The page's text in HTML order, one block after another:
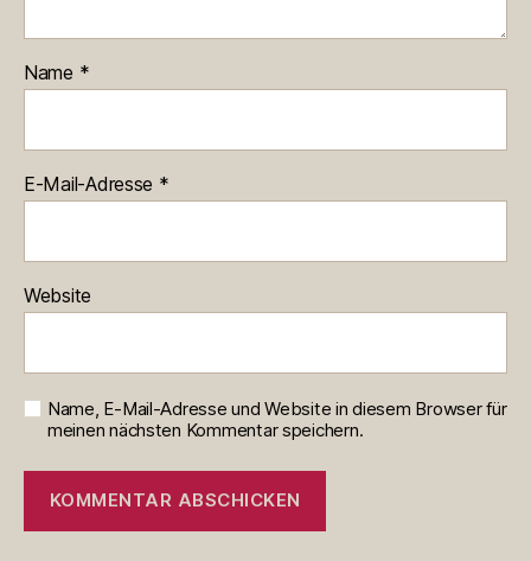
Name *
E-Mail-Adresse *
Website
Name, E-Mail-Adresse und Website in diesem Browser für
meinen nächsten Kommentar speichern.